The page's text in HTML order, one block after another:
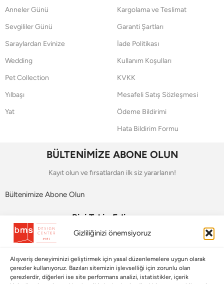
Gizliliğinizi önemsiyoruz
Alışveriş deneyiminizi geliştirmek için yasal düzenlemelere uygun olarak
çerezler kullanıyoruz. Bazıları sitemizin işlevselliği için zorunlu olan
çerezlerdir, diğerleri ise site performans analizi, istatistikler, içerik
Anneler Günü
Sevgililer Günü
Saraylardan Evinize
Wedding
Pet Collection
Yılbaşı
Yat
Kargolama ve Teslimat
Garanti Şartları
İade Politikası
Kullanım Koşulları
KVKK
Mesafeli Satış Sözleşmesi
Ödeme Bildirimi
Hata Bildirim Formu
BÜLTENİMİZE ABONE OLUN
Kayıt olun ve fırsatlardan ilk siz yararlanın!
Bültenimize Abone Olun
Bizi Takip Edin